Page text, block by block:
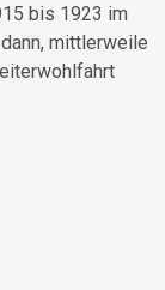
bis 1923 im
mittlerweile